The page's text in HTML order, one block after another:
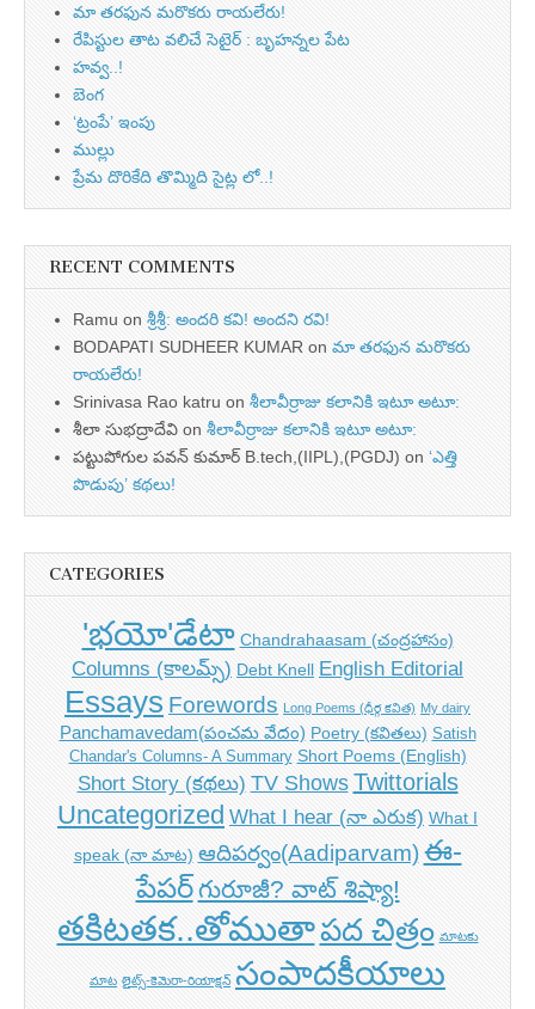
మా తరఫున మరొకరు రాయలేరు!
రేపిస్టుల తాట వలిచే సెటైర్ : బృహన్నల పేట
హవ్వ..!
బెంగ
‘ట్రంపే’ ఇంపు
ముల్లు
ప్రేమ దొరికేది తొమ్మిది సైట్ల లో..!
RECENT COMMENTS
Ramu on శ్రీశ్రీ: అందరి కవి! అందని రవి!
BODAPATI SUDHEER KUMAR on మా తరఫున మరొకరు
రాయలేరు!
Srinivasa Rao katru on శీలావీర్రాజు కలానికి ఇటూ అటూ:
శీలా సుభద్రాదేవి on శీలావీర్రాజు కలానికి ఇటూ అటూ:
పట్టుపోగుల పవన్ కుమార్ B.tech,(IIPL),(PGDJ) on ‘ఎత్తి
పొడుపు’ కథలు!
CATEGORIES
'భయో'డేటా Chandrahaasam (చంద్రహాసం)
Columns (కాలమ్స్) Debt Knell English Editorial
Essays Forewords Long Poems (ధీర్గ కవిత) My dairy
Panchamavedam(పంచమ వేదం) Poetry (కవితలు) Satish
Chandar's Columns- A Summary Short Poems (English)
Short Story (కథలు) TV Shows Twittorials
Uncategorized What I hear (నా ఎరుక) What I
speak (నా మాట) ఆదిపర్వం(Aadiparvam) ఈ-
పేపర్గురూజీ? వాట్ శిష్యా!
తకిటతక..తోముతాపద చిత్రం మాటకు
మాట లైట్స్-కెమెరా-రియాక్షన్ సంపాదకీయాలు